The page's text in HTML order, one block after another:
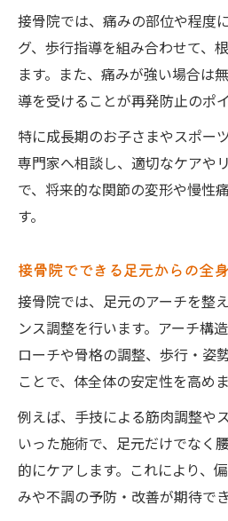
接骨院では、痛みの部位や程度
グ、歩行指導を組み合わせて、
ます。また、痛みが強い場合は
導を受けることが再発防止のポ
特に成長期のお子さまやスポー
専門家へ相談し、適切なケアや
で、将来的な関節の変形や慢性
す。
接骨院でできる足元からの全
接骨院では、足元のアーチを整
ンス調整を行います。アーチ構
ローチや骨格の調整、歩行・姿
ことで、体全体の安定性を高めま
例えば、手技による筋肉調整や
いった施術で、足元だけでなく
的にケアします。これにより、
みや不調の予防・改善が期待でき